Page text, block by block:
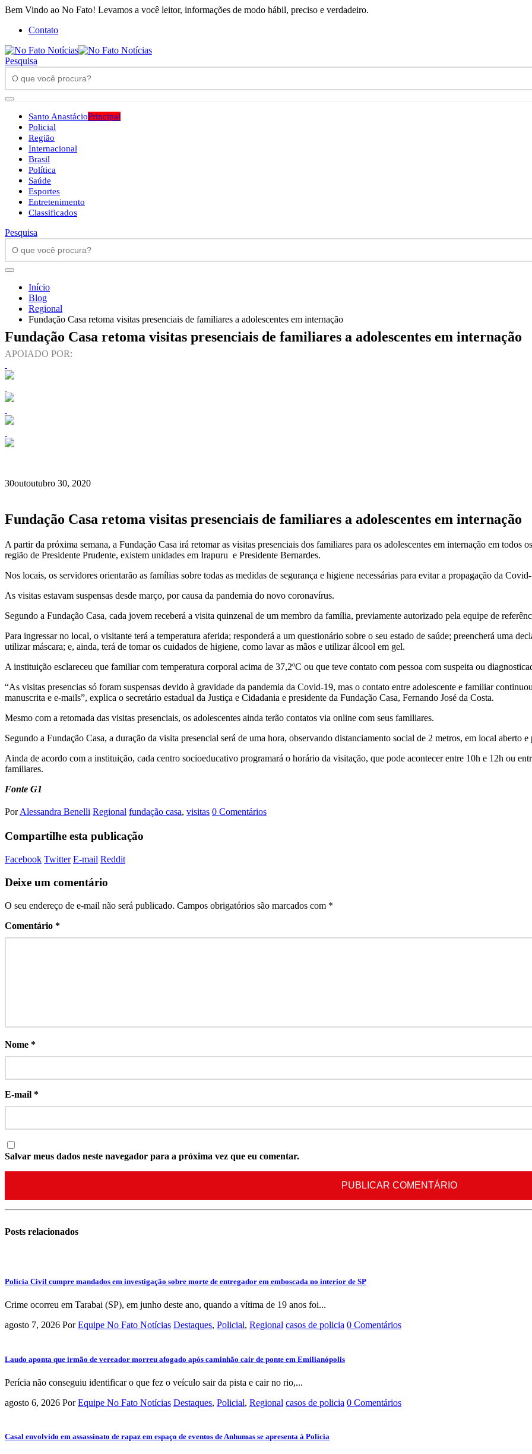
Bem Vindo ao No Fato! Levamos a você leitor, informações de modo hábil, preciso e verdadeiro.
Contato
Pesquisa
Santo AnastácioPrincipal
Policial
Região
Internacional
Brasil
Política
Saúde
Esportes
Entretenimento
Classificados
Pesquisa
Início
Blog
Regional
Fundação Casa retoma visitas presenciais de familiares a adolescentes em internação
Fundação Casa retoma visitas presenciais de familiares a adolescentes em internação
APOIADO POR:
30outoutubro 30, 2020
Fundação Casa retoma visitas presenciais de familiares a adolescentes em internação
A partir da próxima semana, a Fundação Casa irá retomar as visitas presenciais dos familiares para os adolescentes em internação em todos
região de Presidente Prudente, existem unidades em Irapuru e Presidente Bernardes.
Nos locais, os servidores orientarão as famílias sobre todas as medidas de segurança e higiene necessárias para evitar a propagação da
As visitas estavam suspensas desde março, por causa da pandemia do novo coronavírus.
Segundo a Fundação Casa, cada jovem receberá a visita quinzenal de um membro da família, previamente autorizado pela equipe de
Para ingressar no local, o visitante terá a temperatura aferida; responderá a um questionário sobre o seu estado de saúde; preencherá uma
utilizar máscara; e, ainda, terá de tomar os cuidados de higiene, como lavar as mãos e utilizar álcool em gel.
A instituição esclareceu que familiar com temperatura corporal acima de 37,2ºC ou que teve contato com pessoa com suspeita ou
“As visitas presencias só foram suspensas devido à gravidade da pandemia da Covid-19, mas o contato entre adolescente e familiar
manuscrita e e-mails”, explica o secretário estadual da Justiça e Cidadania e presidente da Fundação Casa, Fernando José da Costa.
Mesmo com a retomada das visitas presenciais, os adolescentes ainda terão contatos via online com seus familiares.
Segundo a Fundação Casa, a duração da visita presencial será de uma hora, observando distanciamento social de 2 metros, em local aberto
Ainda de acordo com a instituição, cada centro socioeducativo programará o horário da visitação, que pode acontecer entre 10h e 12h ou
familiares.
Fonte G1
Por Alessandra Benelli Regional fundação casa, visitas 0 Comentários
Compartilhe esta publicação
Facebook Twitter E-mail Reddit
Deixe um comentário
O seu endereço de e-mail não será publicado. Campos obrigatórios são marcados com *
Comentário *
Nome *
E-mail *
Salvar meus dados neste navegador para a próxima vez que eu comentar.
Posts relacionados
Polícia Civil cumpre mandados em investigação sobre morte de entregador em emboscada no interior de SP
Crime ocorreu em Tarabai (SP), em junho deste ano, quando a vítima de 19 anos foi...
agosto 7, 2026 Por Equipe No Fato Notícias Destaques, Policial, Regional casos de policia 0 Comentários
Laudo aponta que irmão de vereador morreu afogado após caminhão cair de ponte em Emilianópolis
Perícia não conseguiu identificar o que fez o veículo sair da pista e cair no rio,...
agosto 6, 2026 Por Equipe No Fato Notícias Destaques, Policial, Regional casos de policia 0 Comentários
Casal envolvido em assassinato de rapaz em espaço de eventos de Anhumas se apresenta à Polícia